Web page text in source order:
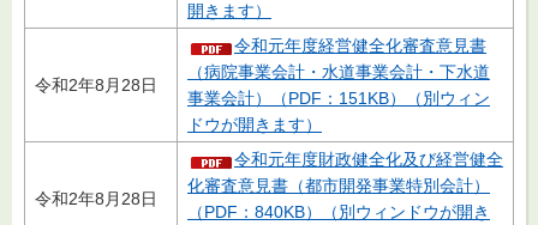
開きます）
令和2年8月28日
令和元年度経営健全化審査意見書
（病院事業会計・水道事業会計・下水道
事業会計）（PDF：151KB）（別ウィン
ドウが開きます）
令和2年8月28日
令和元年度財政健全化及び経営健全
化審査意見書（都市開発事業特別会計）
（PDF：840KB）（別ウィンドウが開き